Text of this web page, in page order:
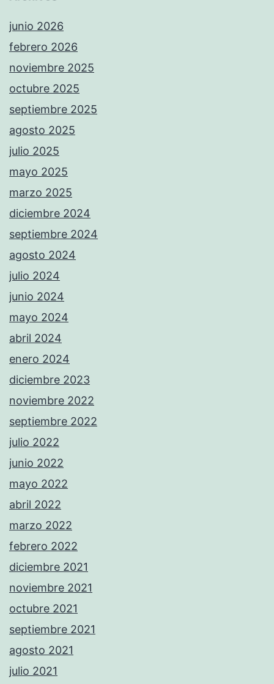
junio 2026
febrero 2026
noviembre 2025
octubre 2025
septiembre 2025
agosto 2025
julio 2025
mayo 2025
marzo 2025
diciembre 2024
septiembre 2024
agosto 2024
julio 2024
junio 2024
mayo 2024
abril 2024
enero 2024
diciembre 2023
noviembre 2022
septiembre 2022
julio 2022
junio 2022
mayo 2022
abril 2022
marzo 2022
febrero 2022
diciembre 2021
noviembre 2021
octubre 2021
septiembre 2021
agosto 2021
julio 2021